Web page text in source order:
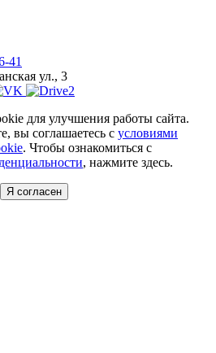
41
ул., 3
для улучшения работы сайта.
вы соглашаетесь с условиями
. Чтобы ознакомиться с
, нажмите здесь.
Я согласен